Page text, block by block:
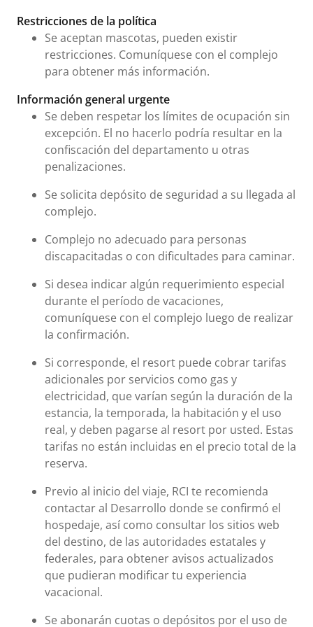
Restricciones de la política
Se aceptan mascotas, pueden existir
restricciones. Comuníquese con el complejo
para obtener más información.
Información general urgente
Se deben respetar los límites de ocupación sin
excepción. El no hacerlo podría resultar en la
confiscación del departamento u otras
penalizaciones.
Se solicita depósito de seguridad a su llegada al
complejo.
Complejo no adecuado para personas
discapacitadas o con dificultades para caminar.
Si desea indicar algún requerimiento especial
durante el período de vacaciones,
comuníquese con el complejo luego de realizar
la confirmación.
Si corresponde, el resort puede cobrar tarifas
adicionales por servicios como gas y
electricidad, que varían según la duración de la
estancia, la temporada, la habitación y el uso
real, y deben pagarse al resort por usted. Estas
tarifas no están incluidas en el precio total de la
reserva.
Previo al inicio del viaje, RCI te recomienda
contactar al Desarrollo donde se confirmó el
hospedaje, así como consultar los sitios web
del destino, de las autoridades estatales y
federales, para obtener avisos actualizados
que pudieran modificar tu experiencia
vacacional.
Se abonarán cuotas o depósitos por el uso de